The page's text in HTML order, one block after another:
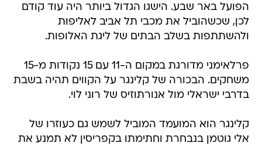
הפועל באר שבע. הישגו הגדול ביותר היה עוד קודם
לכן, שכשהוביל את מכבי תל אביב לאליפות
ולהשתתפות בשלב הבתים של ליגת האלופות.
פרלאימני מדורגת במקום ה-11 עם 15 נקודות מ-15
משחקים. הבכורה של קלינגר על הקווים תהיה בשבת
בדרבי ישראלי מול אנורתוזיס של רוני לוי.
קלינגר הוא המועמד המוביל לשמש גם כעוזרו של
אלי גוטמן בנבחרת וחתימתו בקפריסין לא תמנע את